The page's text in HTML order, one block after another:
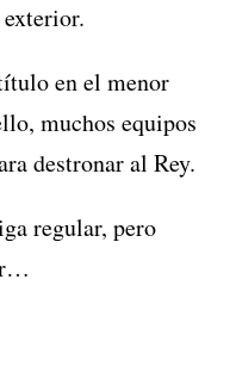
exterior.
en el menor
muchos equipos
destronar al Rey.
regular, pero